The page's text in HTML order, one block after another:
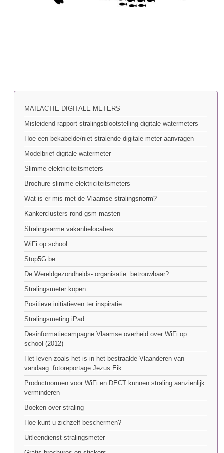
MAILACTIE DIGITALE METERS
Misleidend rapport stralingsblootstelling digitale watermeters
Hoe een bekabelde/niet-stralende digitale meter aanvragen
Modelbrief digitale watermeter
Slimme elektriciteitsmeters
Brochure slimme elektriciteitsmeters
Wat is er mis met de Vlaamse stralingsnorm?
Kankerclusters rond gsm-masten
Stralingsarme vakantielocaties
WiFi op school
Stop5G.be
De Wereldgezondheids- organisatie: betrouwbaar?
Stralingsmeter kopen
Positieve initiatieven ter inspiratie
Stralingsmeting iPad
Desinformatiecampagne Vlaamse overheid over WiFi op
school (2012)
Het leven zoals het is in het bestraalde Vlaanderen van
vandaag: fotoreportage Jezus Eik
Productnormen voor WiFi en DECT kunnen straling aanzienlijk
verminderen
Boeken over straling
Hoe kunt u zichzelf beschermen?
Uitleendienst stralingsmeter